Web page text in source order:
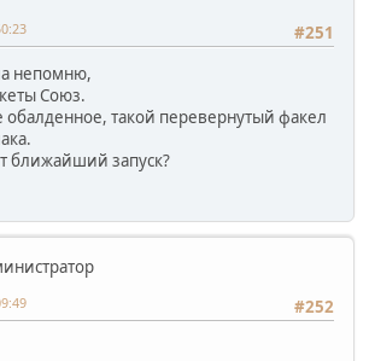
#251
непомню,
Союз.
такой перевернутый факел
ближайший запуск?
#252